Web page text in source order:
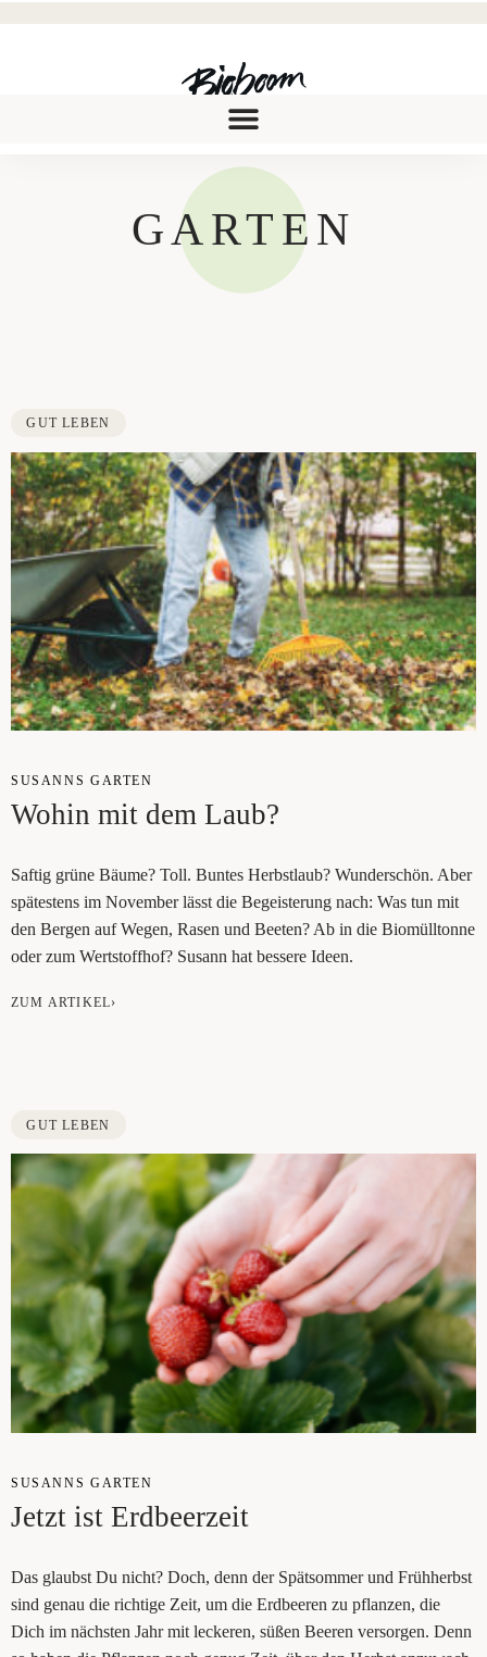
GARTEN
GUT LEBEN
SUSANNS GAR­TEN
Wohin mit dem Laub?
Saf­tig grü­ne Bäu­me? Toll. Bun­tes Herbst­laub? Wun­der­schön. Aber
spä­tes­tens im Novem­ber lässt die Begeis­te­rung nach: Was tun mit
den Ber­gen auf Wegen, Rasen und Bee­ten? Ab in die Bio­müll­ton­ne
oder zum Wert­stoff­hof? Susann hat bes­se­re Ideen.
ZUM ARTIKEL›
GUT LEBEN
SUSANNS GAR­TEN
Jetzt ist Erdbeerzeit
Das glaubst Du nicht? Doch, denn der Spät­som­mer und Früh­herbst
sind genau die rich­ti­ge Zeit, um die Erd­bee­ren zu pflan­zen, die
Dich im nächs­ten Jahr mit lecke­ren, süßen Bee­ren ver­sor­gen. Denn